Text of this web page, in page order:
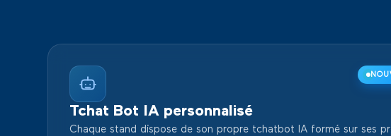
Tchat Bot IA personnalisé
Chaque stand dispose de son propre tchatbot IA formé sur ses